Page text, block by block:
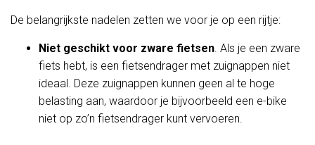
De belangrijkste nadelen zetten we voor je op een rijtje:
Niet geschikt voor zware fietsen. Als je een zware
fiets hebt, is een fietsendrager met zuignappen niet
ideaal. Deze zuignappen kunnen geen al te hoge
belasting aan, waardoor je bijvoorbeeld een e-bike
niet op zo’n fietsendrager kunt vervoeren.